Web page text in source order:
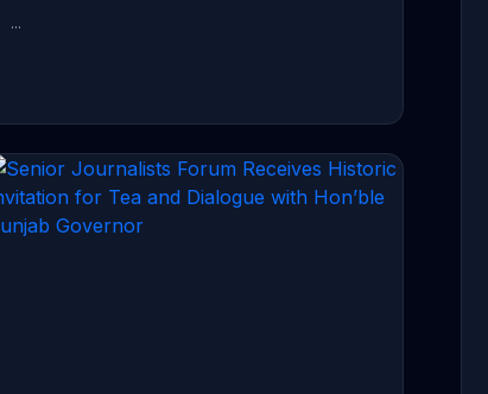
...